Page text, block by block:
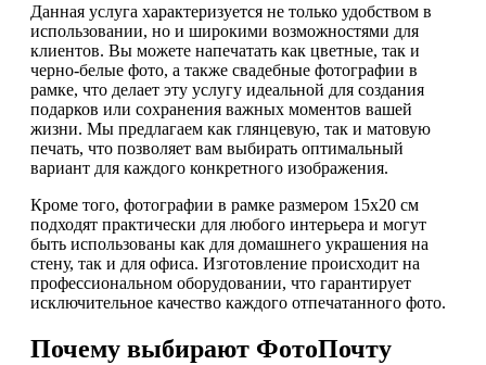
Данная услуга характеризуется не только удобством в
использовании, но и широкими возможностями для
клиентов. Вы можете напечатать как цветные, так и
черно-белые фото, а также свадебные фотографии в
рамке, что делает эту услугу идеальной для создания
подарков или сохранения важных моментов вашей
жизни. Мы предлагаем как глянцевую, так и матовую
печать, что позволяет вам выбирать оптимальный
вариант для каждого конкретного изображения.
Кроме того, фотографии в рамке размером 15х20 см
подходят практически для любого интерьера и могут
быть использованы как для домашнего украшения на
стену, так и для офиса. Изготовление происходит на
профессиональном оборудовании, что гарантирует
исключительное качество каждого отпечатанного фото.
Почему выбирают ФотоПочту